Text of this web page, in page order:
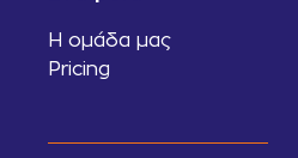
Η ομάδα μας
Pricing